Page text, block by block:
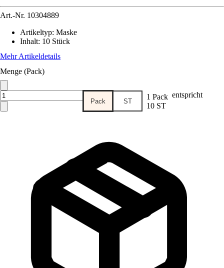
Art.-Nr. 10304889
Artikeltyp: Maske
Inhalt: 10 Stück
Mehr Artikeldetails
Menge (Pack)
Pack ST 1 Pack entspricht
10 ST